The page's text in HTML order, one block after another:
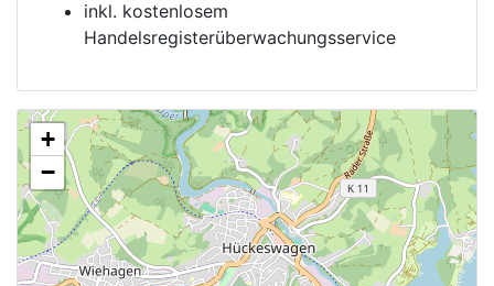
inkl. kostenlosem
Handelsregisterüberwachungsservice
+
−